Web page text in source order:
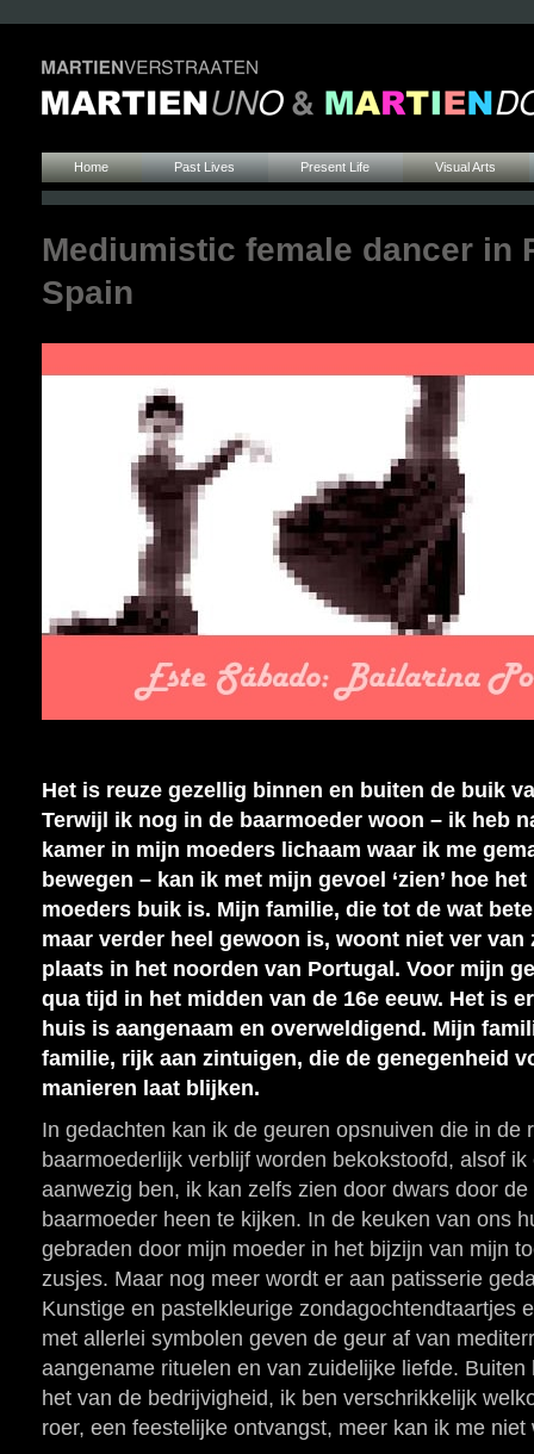
Home Past Lives Present Life Visual Arts
Mediumistic female dancer in
Spain
Het is reuze gezellig binnen en buiten de buik
Terwijl ik nog in de baarmoeder woon – ik heb
kamer in mijn moeders lichaam waar ik me
bewegen – kan ik met mijn gevoel ‘zien’ hoe
moeders buik is. Mijn familie, die tot de wat
maar verder heel gewoon is, woont niet ver van
plaats in het noorden van Portugal. Voor mijn
qua tijd in het midden van de 16e eeuw. Het is
huis is aangenaam en overweldigend. Mijn
familie, rijk aan zintuigen, die de genegenheid
manieren laat blijken.
In gedachten kan ik de geuren opsnuiven die in de
baarmoederlijk verblijf worden bekokstoofd, alsof
aanwezig ben, ik kan zelfs zien door dwars door
baarmoeder heen te kijken. In de keuken van ons
gebraden door mijn moeder in het bijzijn van mijn
zusjes. Maar nog meer wordt er aan patisserie
Kunstige en pastelkleurige zondagochtendtaartjes
met allerlei symbolen geven de geur af van
aangename rituelen en van zuidelijke liefde.
het van de bedrijvigheid, ik ben verschrikkelijk
roer, een feestelijke ontvangst, meer kan ik me niet